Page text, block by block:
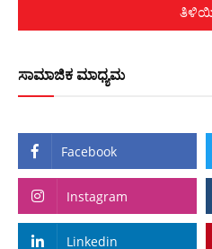
ಸಾಮಾಜಿಕ ಮಾಧ್ಯಮ
Facebook
Instagram
Linkedin